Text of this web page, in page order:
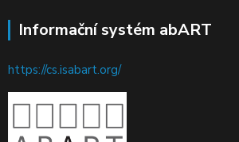
Informační systém abART
https://cs.isabart.org/